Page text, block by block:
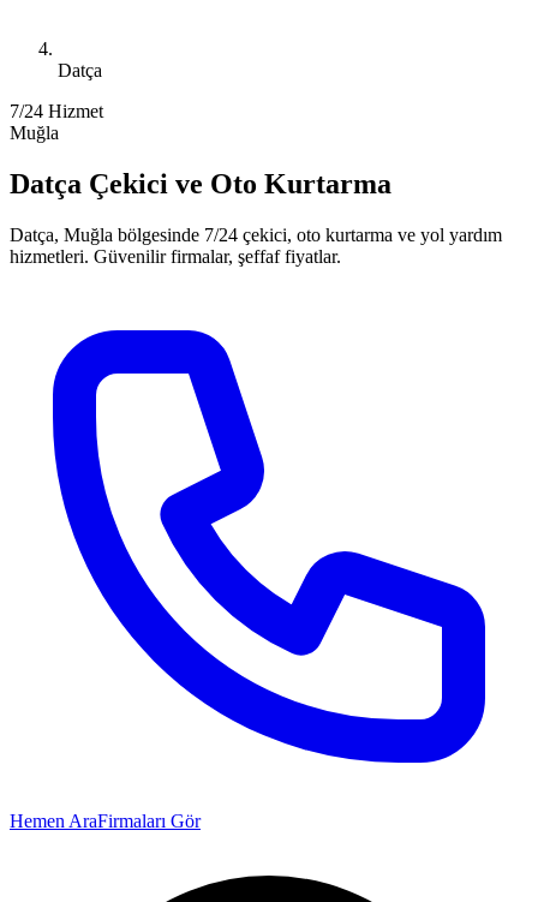
Datça
7/24 Hizmet
Muğla
Datça Çekici ve Oto Kurtarma
Datça, Muğla bölgesinde 7/24 çekici, oto kurtarma ve yol yardım
hizmetleri. Güvenilir firmalar, şeffaf fiyatlar.
Hemen AraFirmaları Gör